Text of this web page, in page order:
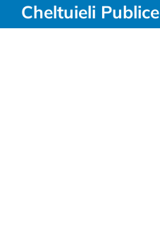
Cheltuieli Publice